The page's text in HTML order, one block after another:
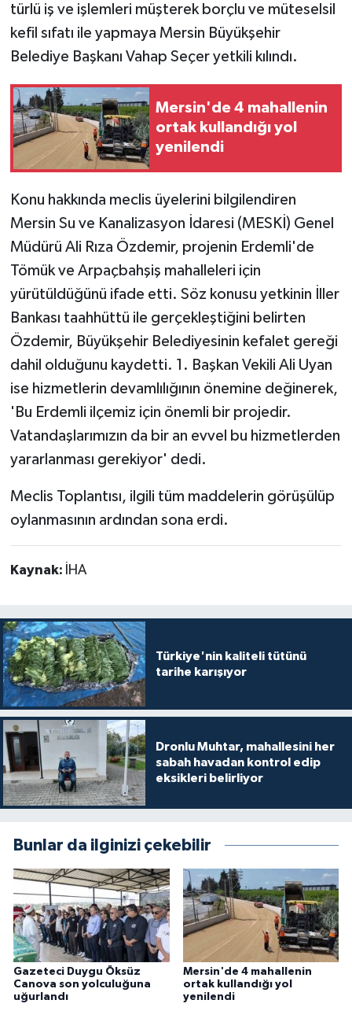
türlü iş ve işlemleri müşterek borçlu ve müteselsil
kefil sıfatı ile yapmaya Mersin Büyükşehir
Belediye Başkanı Vahap Seçer yetkili kılındı.
Mersin'de 4 mahallenin
ortak kullandığı yol
yenilendi
Konu hakkında meclis üyelerini bilgilendiren
Mersin Su ve Kanalizasyon İdaresi (MESKİ) Genel
Müdürü Ali Rıza Özdemir, projenin Erdemli'de
Tömük ve Arpaçbahşiş mahalleleri için
yürütüldüğünü ifade etti. Söz konusu yetkinin İller
Bankası taahhüttü ile gerçekleştiğini belirten
Özdemir, Büyükşehir Belediyesinin kefalet gereği
dahil olduğunu kaydetti. 1. Başkan Vekili Ali Uyan
ise hizmetlerin devamlılığının önemine değinerek,
'Bu Erdemli ilçemiz için önemli bir projedir.
Vatandaşlarımızın da bir an evvel bu hizmetlerden
yararlanması gerekiyor' dedi.
Meclis Toplantısı, ilgili tüm maddelerin görüşülüp
oylanmasının ardından sona erdi.
Kaynak: İHA
Türkiye'nin kaliteli tütünü
tarihe karışıyor
Dronlu Muhtar, mahallesini her
sabah havadan kontrol edip
eksikleri belirliyor
Bunlar da ilginizi çekebilir
Gazeteci Duygu Öksüz
Canova son yolculuğuna
uğurlandı
Mersin'de 4 mahallenin
ortak kullandığı yol
yenilendi